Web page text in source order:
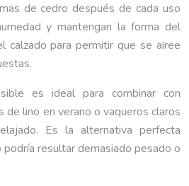
de cedro después de cada uso
y mantengan la forma del
calzado para permitir que se airee
es ideal para combinar con
de lino en verano o vaqueros claros
Es la alternativa perfecta
podría resultar demasiado pesado o